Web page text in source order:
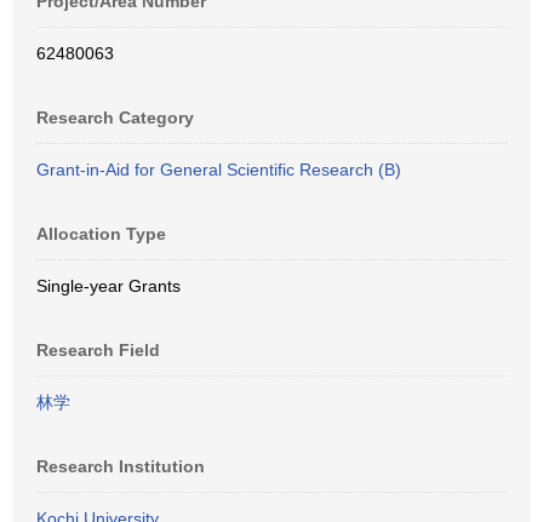
62480063
Research Category
Grant-in-Aid for General Scientific Research (B)
Allocation Type
Single-year Grants
Research Field
林学
Research Institution